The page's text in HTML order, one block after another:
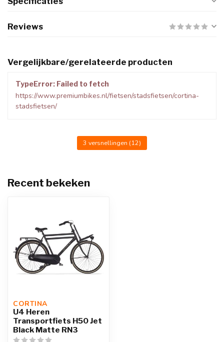
Reviews
Vergelijkbare/gerelateerde producten
TypeError: Failed to fetch
https://www.premiumbikes.nl/fietsen/stadsfietsen/cortina-
stadsfietsen/
3 versnellingen (12)
Recent bekeken
CORTINA
U4 Heren
Transportfiets H50 Jet
Black Matte RN3